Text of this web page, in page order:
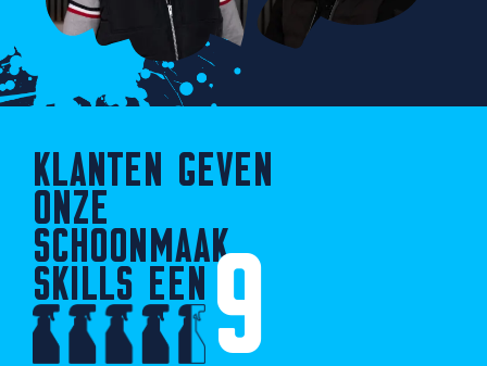
KLANTEN GEVEN
ONZE
SCHOONMAAK
SKILLS EEN 9